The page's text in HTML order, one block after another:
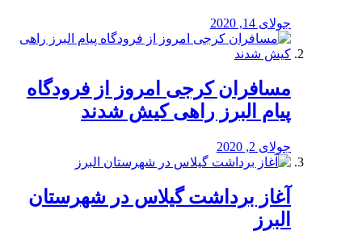
جولای 14, 2020
مسافران کرجی امروز از فرودگاه
پیام البرز راهی کیش شدند
جولای 2, 2020
آغاز برداشت گیلاس در شهرستان
البرز